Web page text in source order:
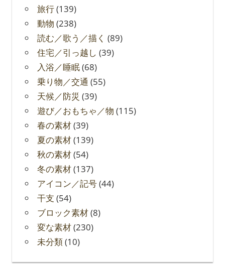
旅行(139)
動物 (238)
読む／歌う／描く (89)
住宅／引っ越し (39)
入浴／睡眠(68)
乗り物／交通 (55)
天候／防災 (39)
遊び／おもちゃ／物 (115)
春の素材(39)
夏の素材(139)
秋の素材(54)
冬の素材(137)
アイコン／記号(44)
干支 (54)
ブロック素材(8)
変な素材(230)
未分類(10)